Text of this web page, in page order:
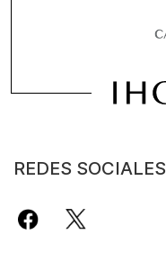
REDES SOCIALES